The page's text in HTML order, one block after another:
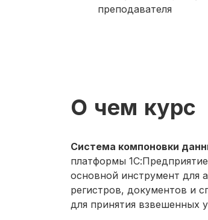
преподавателя
О чем курс
Система компоновки
платформы
основной инструмент для
регистров, документов и
для принятия взвешенных